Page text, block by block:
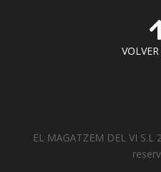
EL MAGATZEM DEL VI